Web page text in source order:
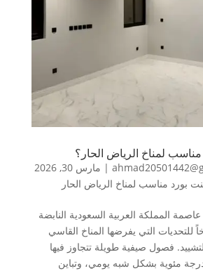
لمناخ الرياض الحار؟
| مارس 30, 2026
بورد مناسب لمناخ الرياض الحار
المملكة العربية السعودية النابضة
للتحديات التي يفرضها المناخ القاسي
فصول صيفية طويلة تتجاوز فيها
الحرارة 45 درجة مئوية بشكل شبه يومي، وتباين